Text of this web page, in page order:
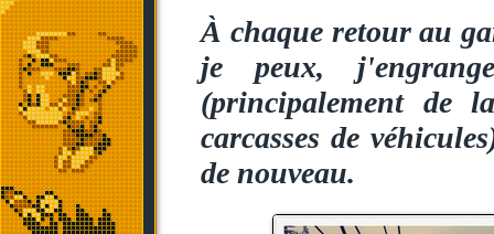
À chaque retour au
je peux,
(principalement de
carcasses de
de nouveau.